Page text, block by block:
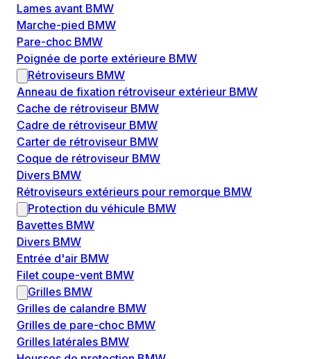
Lames avant BMW
Marche-pied BMW
Pare-choc BMW
Poignée de porte extérieure BMW
Rétroviseurs BMW
Anneau de fixation rétroviseur extérieur BMW
Cache de rétroviseur BMW
Cadre de rétroviseur BMW
Carter de rétroviseur BMW
Coque de rétroviseur BMW
Divers BMW
Rétroviseurs extérieurs pour remorque BMW
Protection du véhicule BMW
Bavettes BMW
Divers BMW
Entrée d'air BMW
Filet coupe-vent BMW
Grilles BMW
Grilles de calandre BMW
Grilles de pare-choc BMW
Grilles latérales BMW